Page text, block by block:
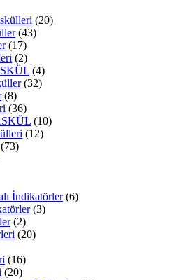
(20)
(43)
(17)
(2)
(4)
(32)
(8)
(36)
(10)
(12)
(73)
İndikatörler (6)
(3)
(2)
(20)
(16)
(20)